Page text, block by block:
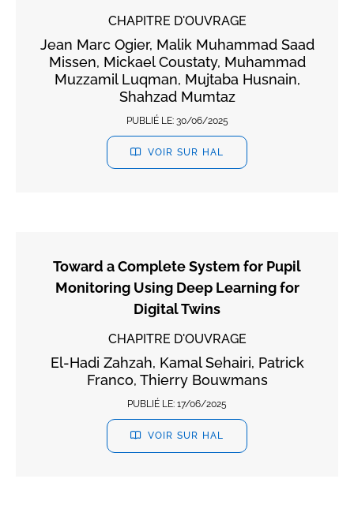
CHAPITRE D'OUVRAGE
Jean Marc Ogier, Malik Muhammad Saad
Missen, Mickael Coustaty, Muhammad
Muzzamil Luqman, Mujtaba Husnain,
Shahzad Mumtaz
PUBLIÉ LE: 30/06/2025
VOIR SUR HAL
Toward a Complete System for Pupil
Monitoring Using Deep Learning for
Digital Twins
CHAPITRE D'OUVRAGE
El-Hadi Zahzah, Kamal Sehairi, Patrick
Franco, Thierry Bouwmans
PUBLIÉ LE: 17/06/2025
VOIR SUR HAL